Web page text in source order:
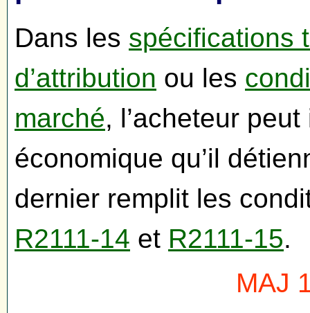
Dans les spécifications
d’attribution ou les
marché, l’acheteur
économique qu’il
dernier remplit les
R2111-14 et R2111-15.
MAJ